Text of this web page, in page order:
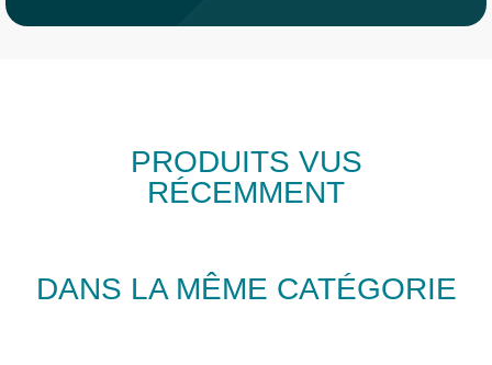
PRODUITS VUS
RÉCEMMENT
DANS LA MÊME CATÉGORIE